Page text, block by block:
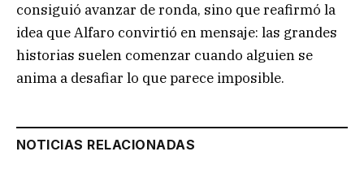
consiguió avanzar de ronda, sino que reafirmó la
idea que Alfaro convirtió en mensaje: las grandes
historias suelen comenzar cuando alguien se
anima a desafiar lo que parece imposible.
NOTICIAS RELACIONADAS